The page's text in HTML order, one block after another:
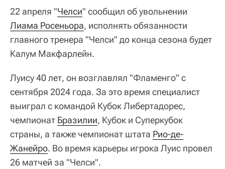
22 апреля "Челси" сообщил об увольнении
Лиама Росеньора, исполнять обязанности
главного тренера "Челси" до конца сезона будет
Калум Макфарлейн.
Луису 40 лет, он возглавлял "Фламенго" с
сентября 2024 года. За это время специалист
выиграл с командой Кубок Либертадорес,
чемпионат Бразилии, Кубок и Суперкубок
страны, а также чемпионат штата Рио-де-
Жанейро. Во время карьеры игрока Луис провел
26 матчей за "Челси".